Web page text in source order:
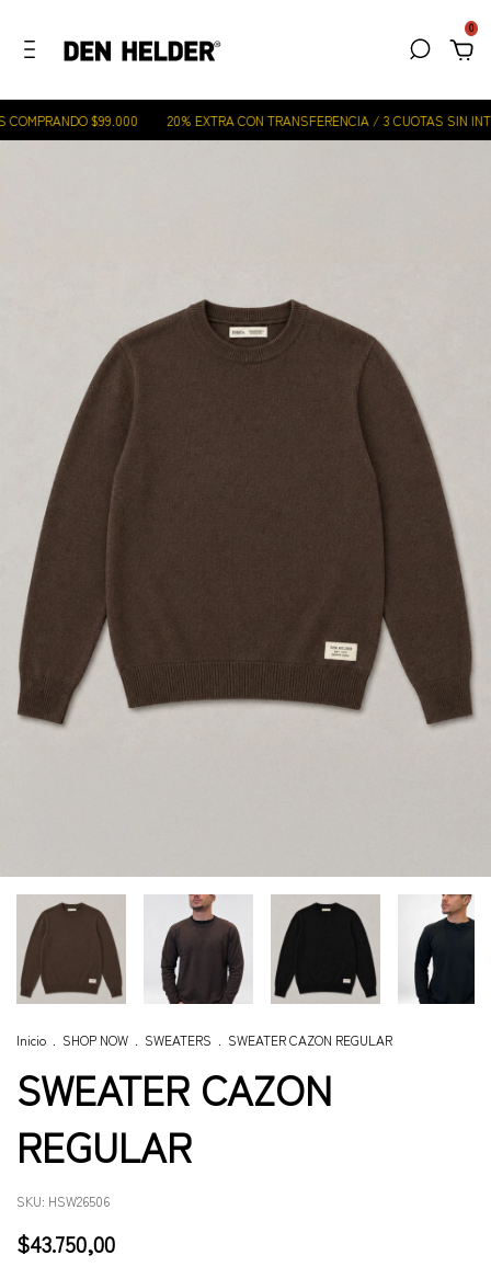
0
$99.000 20% EXTRA CON TRANSFERENCIA / 3 CUOTAS SIN
Inicio SHOP NOW SWEATERS SWEATER CAZON REGULAR
SWEATER CAZON
REGULAR
SKU: HSW26506
$43.750,00